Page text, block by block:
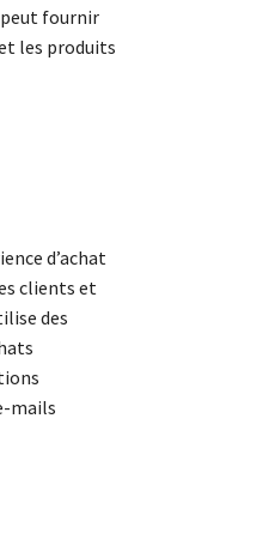
fournir
les produits
d’achat
clients et
des
mails